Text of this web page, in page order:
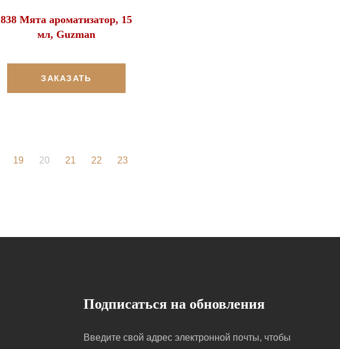
838 Мята ароматизатор, 15
мл, Guzman
ЗАКАЗАТЬ
19 20 21 22
23
Подписаться на обновления
Введите свой адрес электронной почты, чтобы